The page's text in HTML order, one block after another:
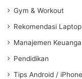
Gym & Workout
Rekomendasi
Manajemen
Pendidikan
Tips Android / iPhone